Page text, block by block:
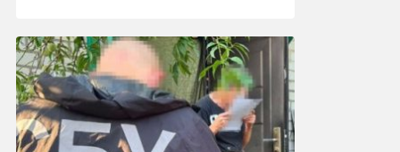
17:42, 6.08.2026